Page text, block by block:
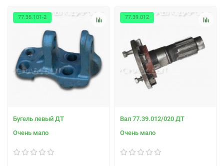
77.35.101-2
Бугель левый ДТ
Очень мало
77.39.012
Вал 77.39.012/020 ДТ
Очень мало